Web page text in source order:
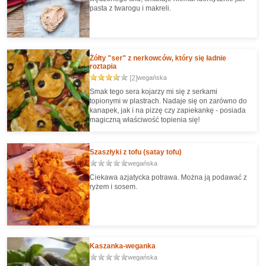
pasta z twarogu i makreli.
Żółty "ser" z nerkowców, który się ładnie
roztapia
[2]wegańska
Smak tego sera kojarzy mi się z serkami
topionymi w plastrach. Nadaje się on zarówno do
kanapek, jak i na pizzę czy zapiekankę - posiada
magiczną właściwość topienia się!
Szaszłyki z tofu (satay tofu)
wegańska
Ciekawa azjatycka potrawa. Można ją podawać z
ryżem i sosem.
Kaszanka-weganka
wegańska